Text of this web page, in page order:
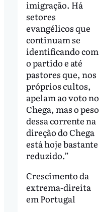
imigração. Há
setores
evangélicos que
continuam se
identificando com
o partido e até
pastores que, nos
próprios cultos,
apelam ao voto no
Chega, mas o peso
dessa corrente na
direção do Chega
está hoje bastante
reduzido.”
Crescimento da
extrema-direita
em Portugal